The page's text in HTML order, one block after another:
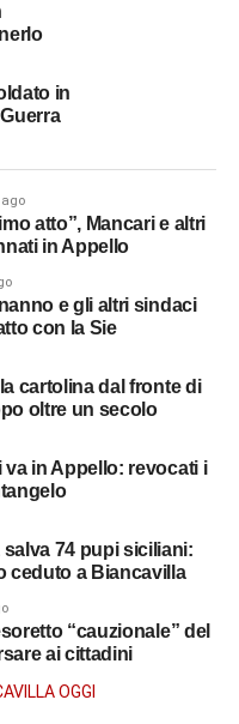
in
atto”, Mancari e altri
in Appello
e gli altri sindaci
con la Sie
cartolina dal fronte di
oltre un secolo
in Appello: revocati i
74 pupi siciliani:
ceduto a Biancavilla
“cauzionale” del
ai cittadini
OGGI